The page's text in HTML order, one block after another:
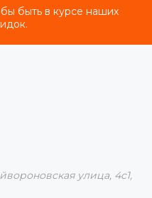
быть в курсе наших
улица, 4с1,